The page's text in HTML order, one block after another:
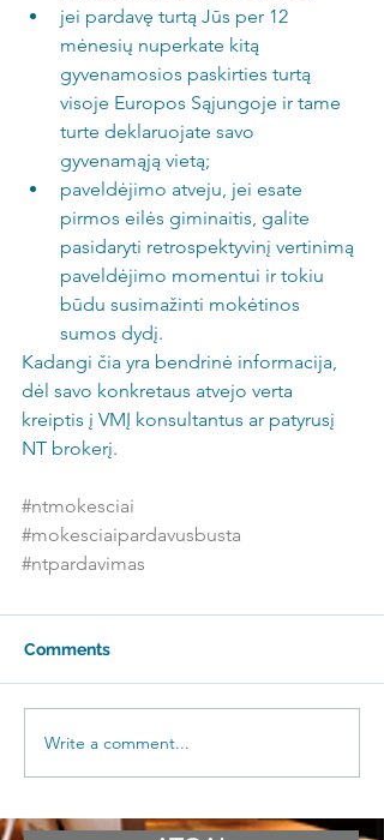
jei pardavę turtą Jūs per 12
mėnesių nuperkate kitą
gyvenamosios paskirties turtą
visoje Europos Sąjungoje ir tame
turte deklaruojate savo
gyvenamąją vietą;
paveldėjimo atveju, jei esate
pirmos eilės giminaitis, galite
pasidaryti retrospektyvinį vertinimą
paveldėjimo momentui ir tokiu
būdu susimažinti mokėtinos
sumos dydį.
Kadangi čia yra bendrinė informacija,
dėl savo konkretaus atvejo verta
kreiptis į VMĮ konsultantus ar patyrusį
NT brokerį.
#ntmokesciai
#mokesciaipardavusbusta
#ntpardavimas
Comments
Write a comment...